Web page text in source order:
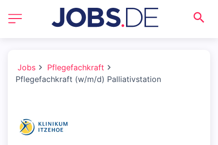
Jobs
Pflegefachkraft
Pflegefachkraft (w/m/d) Palliativstation